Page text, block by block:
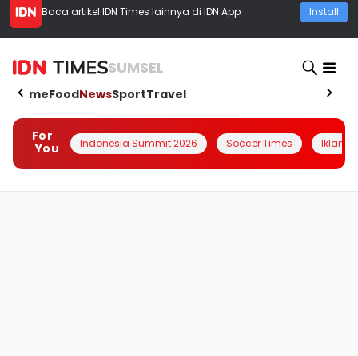
Baca artikel IDN Times lainnya di IDN App Install
SUMSEL
HomeFoodNewsSportTravel
For
You
Indonesia Summit 2026 Soccer Times Iklanin